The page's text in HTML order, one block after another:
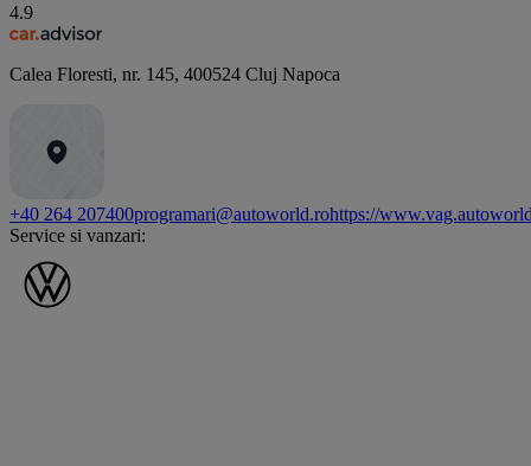
4.9
Calea Floresti, nr. 145, 400524 Cluj Napoca
+40 264 207400programari@autoworld.rohttps://
Service si vanzari: